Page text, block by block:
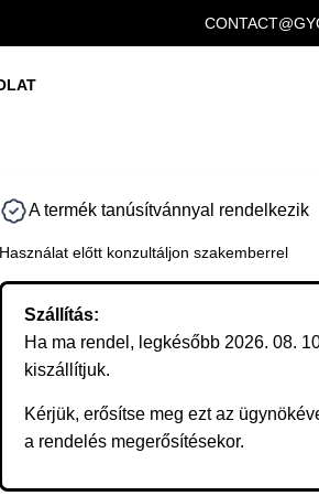
A termék tanúsítvánnyal rendelkezik
Használat előtt konzultáljon szakemberrel
Szállítás:
Ha ma rendel, legkésőbb 2026. 08.
kiszállítjuk.
Kérjük, erősítse meg ezt az
a rendelés megerősítésekor.